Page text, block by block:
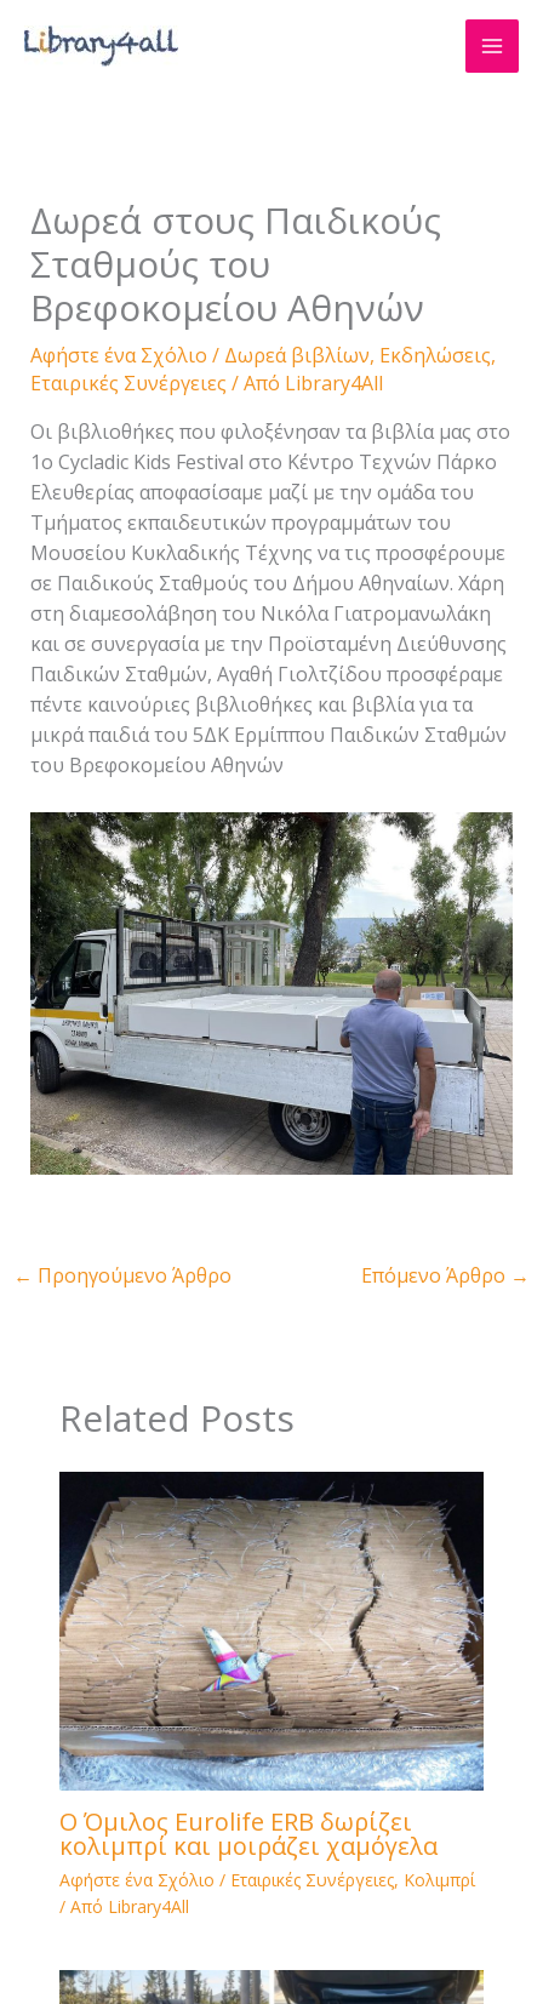
στο
περιεχόμενο
Δωρεά στους Παιδικούς
Σταθμούς του
Βρεφοκομείου Αθηνών
Αφήστε ένα Σχόλιο / Δωρεά βιβλίων, Εκδηλώσεις,
Εταιρικές Συνέργειες / Από Library4All
Οι βιβλιοθήκες που φιλοξένησαν τα βιβλία μας στο
1ο Cycladic Kids Festival στο Κέντρο Τεχνών Πάρκο
Ελευθερίας αποφασίσαμε μαζί με την ομάδα του
Τμήματος εκπαιδευτικών προγραμμάτων του
Μουσείου Κυκλαδικής Τέχνης να τις προσφέρουμε
σε Παιδικούς Σταθμούς του Δήμου Αθηναίων. Χάρη
στη διαμεσολάβηση του Νικόλα Γιατρομανωλάκη
και σε συνεργασία με την Προϊσταμένη Διεύθυνσης
Παιδικών Σταθμών, Αγαθή Γιολτζίδου προσφέραμε
πέντε καινούριες βιβλιοθήκες και βιβλία για τα
μικρά παιδιά του 5ΔΚ Ερμίππου Παιδικών Σταθμών
του Βρεφοκομείου Αθηνών
← Προηγούμενο Άρθρο Επόμενο Άρθρο →
Related Posts
Ο Όμιλος Eurolife ERB δωρίζει
κολιμπρί και μοιράζει χαμόγελα
Αφήστε ένα Σχόλιο / Εταιρικές Συνέργειες, Κολιμπρί
/ Από Library4All